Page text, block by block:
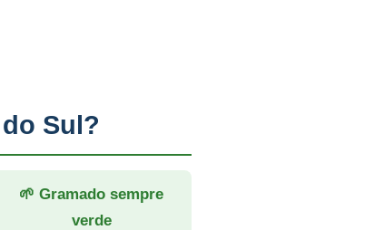
Sul?
🌱 Gramado sempre
verde